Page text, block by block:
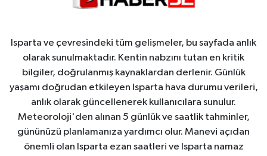
Isparta ve çevresindeki tüm gelişmeler, bu sayfada anlık
olarak sunulmaktadır. Kentin nabzını tutan en kritik
bilgiler, doğrulanmış kaynaklardan derlenir. Günlük
yaşamı doğrudan etkileyen Isparta hava durumu verileri,
anlık olarak güncellenerek kullanıcılara sunulur.
Meteoroloji'den alınan 5 günlük ve saatlik tahminler,
gününüzü planlamanıza yardımcı olur. Manevi açıdan
önemli olan Isparta ezan saatleri ve Isparta namaz